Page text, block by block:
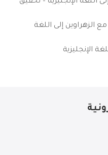
الزهراوين إلى اللغة
الإنجليزية